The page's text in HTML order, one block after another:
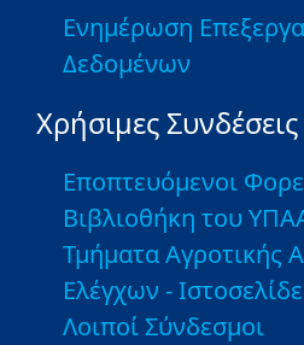
Ενημέρωση
Δεδομένων
Χρήσιμες Συνδέσεις
Εποπτευόμενοι
Βιβλιοθήκη του
Τμήματα Αγροτικής
Ελέγχων -
Λοιποί Σύνδεσμοι